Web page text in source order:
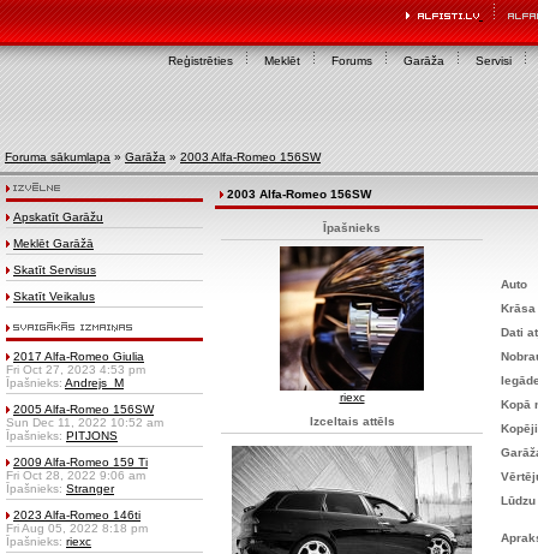
Reģistrēties Meklēt Forums Garāža Servisi
Foruma sākumlapa » Garāža » 2003 Alfa-Romeo 156SW
Apskatīt Garāžu
Meklēt Garāžā
Skatīt Servisus
Skatīt Veikalus
2017 Alfa-Romeo Giulia
Fri Oct 27, 2023 4:53 pm
Īpašnieks: Andrejs_M
2005 Alfa-Romeo 156SW
Sun Dec 11, 2022 10:52 am
Īpašnieks: PITJONS
2009 Alfa-Romeo 159 Ti
Fri Oct 28, 2022 9:06 am
Īpašnieks: Stranger
2023 Alfa-Romeo 146ti
Fri Aug 05, 2022 8:18 pm
Īpašnieks: riexc
2003 Alfa-Romeo 156SW
Īpašnieks
riexc
Izceltais attēls
Auto
Krāsa
Dati
Kopā